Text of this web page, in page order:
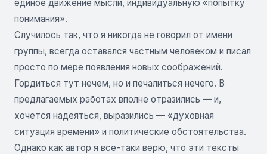
единое движение мысли, индивидуальную «попытку
понимания».
Случилось так, что я никогда не говорил от имени
группы, всегда оставался частным человеком и писал
просто по мере появления новых соображений.
Гордиться тут нечем, но и печалиться нечего. В
предлагаемых работах вполне отразились — и,
хочется надеяться, выразились — «духовная
ситуация времени» и политические обстоятельства.
Однако как автор я все-таки верю, что эти тексты